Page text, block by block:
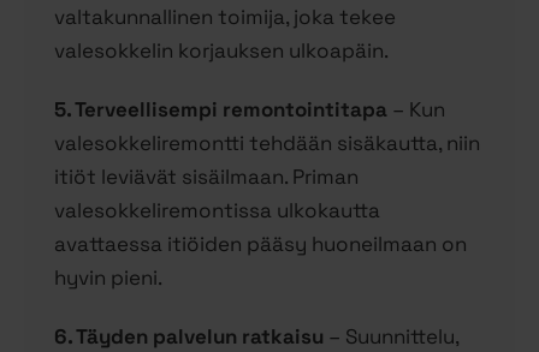
valtakunnallinen toimija, joka tekee
valesokkelin korjauksen ulkoapäin.
5. Terveellisempi remontointitapa – Kun
valesokkeliremontti tehdään sisäkautta, niin
itiöt leviävät sisäilmaan. Priman
valesokkeliremontissa ulkokautta
avattaessa itiöiden pääsy huoneilmaan on
hyvin pieni.
6. Täyden palvelun ratkaisu – Suunnittelu,